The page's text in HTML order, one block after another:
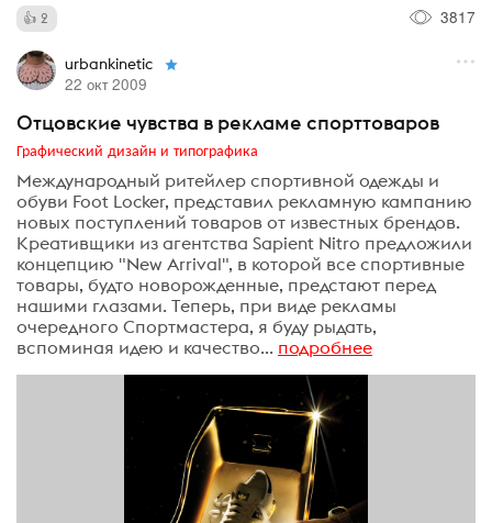
2 3817
urbankinetic
22 окт 2009
Отцовские чувства в рекламе спорттоваров
Графический дизайн и типографика
Международный ритейлер спортивной одежды и
обуви Foot Locker, представил рекламную кампанию
новых поступлений товаров от известных брендов.
Креативщики из агентства Sapient Nitro предложили
концепцию "New Arrival", в которой все спортивные
товары, будто новорожденные, предстают перед
нашими глазами. Теперь, при виде рекламы
очередного Спортмастера, я буду рыдать,
вспоминая идею и качество... подробнее